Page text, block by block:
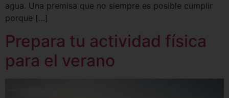
agua. Una premisa que no siempre es posible cumplir
porque […]
Prepara tu actividad física
para el verano